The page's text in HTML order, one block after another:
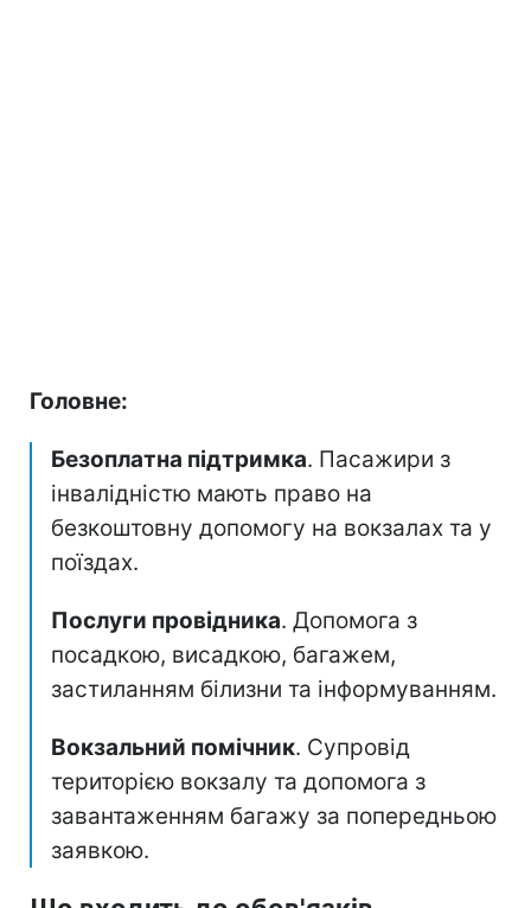
Головне:
Безоплатна підтримка. Пасажири з
інвалідністю мають право на
безкоштовну допомогу на вокзалах та у
поїздах.
Послуги провідника. Допомога з
посадкою, висадкою, багажем,
застиланням білизни та інформуванням.
Вокзальний помічник. Супровід
територією вокзалу та допомога з
завантаженням багажу за попередньою
заявкою.